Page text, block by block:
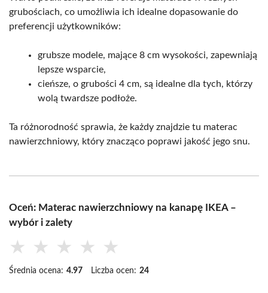
grubościach, co umożliwia ich idealne dopasowanie do
preferencji użytkowników:
grubsze modele, mające 8 cm wysokości, zapewniają
lepsze wsparcie,
cieńsze, o grubości 4 cm, są idealne dla tych, którzy
wolą twardsze podłoże.
Ta różnorodność sprawia, że każdy znajdzie tu materac
nawierzchniowy, który znacząco poprawi jakość jego snu.
Oceń: Materac nawierzchniowy na kanapę IKEA –
wybór i zalety
★ ★ ★ ★ ★
Średnia ocena: 4.97 Liczba ocen: 24